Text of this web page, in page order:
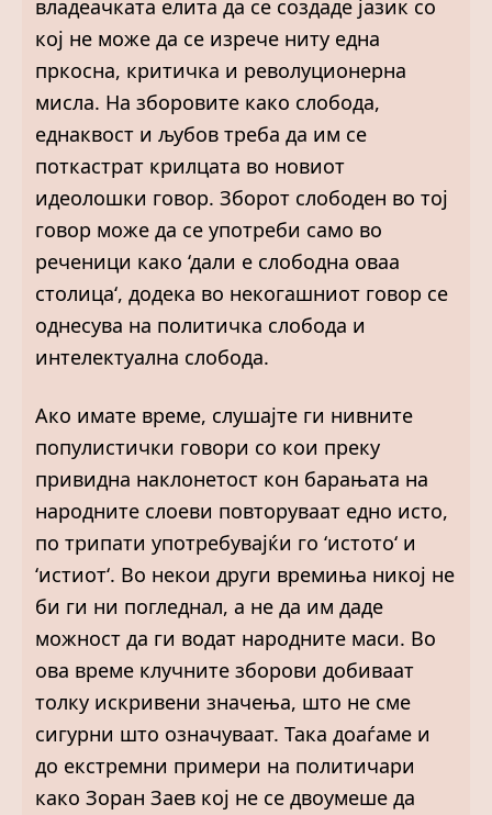
владеачката елита да се создаде јазик со
кој не може да се изрече ниту една
пркосна, критичка и револуционерна
мисла. На зборовите како слобода,
еднаквост и љубов треба да им се
поткастрат крилцата во новиот
идеолошки говор. Зборот слободен во тој
говор може да се употреби само во
реченици како ‘дали е слободна оваа
столица‘, додека во некогашниот говор се
однесува на политичка слобода и
интелектуална слобода.
Ако имате време, слушајте ги нивните
популистички говори со кои преку
привидна наклонетост кон барањата на
народните слоеви повторуваат едно исто,
по трипати употребувајќи го ‘истото‘ и
‘истиот‘. Во некои други времиња никој не
би ги ни погледнал, а не да им даде
можност да ги водат народните маси. Во
ова време клучните зборови добиваат
толку искривени значења, што не сме
сигурни што означуваат. Така доаѓаме и
до екстремни примери на политичари
како Зоран Заев кој не се двоумеше да